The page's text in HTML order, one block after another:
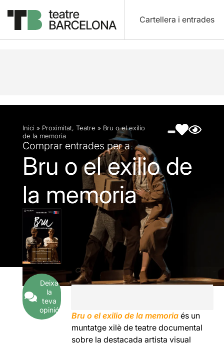
Cartellera i entrades
Descripció Fitxa artística Fotos i vídeos
Inici » Proximitat, Teatre » Bru o el exilio
de la memoria
Comprar entrades per a
Bru o el exilio de
la memoria
Deixa
la
teva
opinió
Bru o el exilio de la memoria és un
muntatge xilè de teatre documental
sobre la destacada artista visual